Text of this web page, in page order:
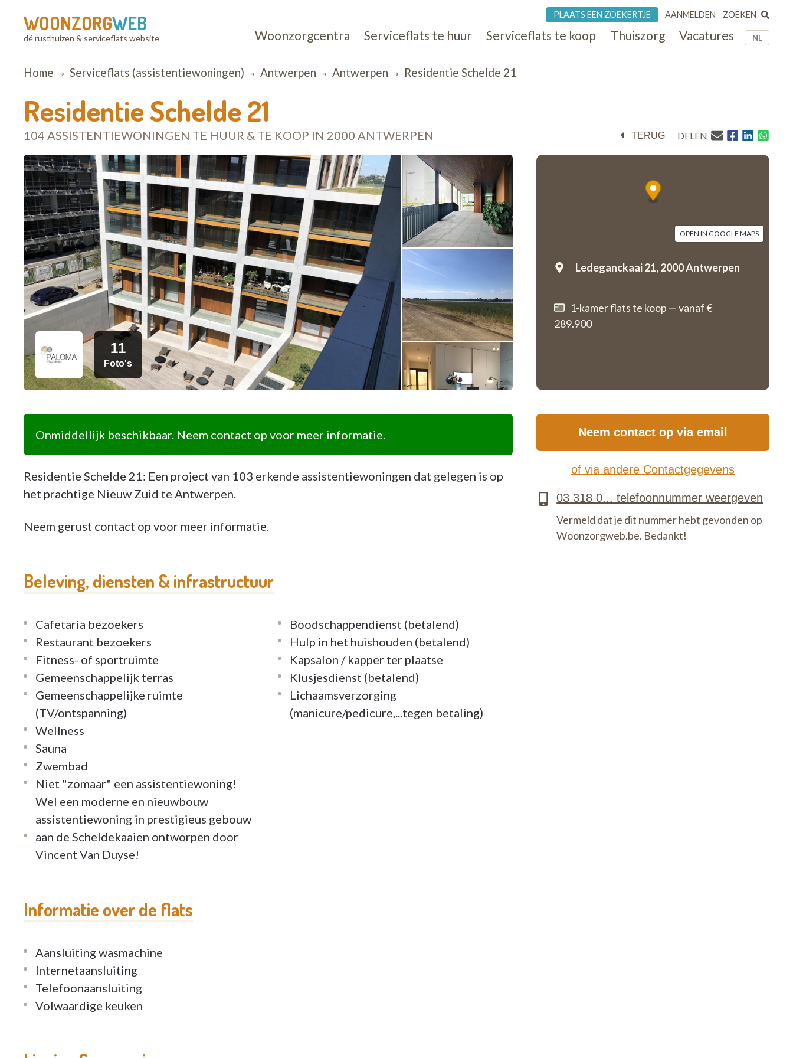
WOONZORGWEB
dé rusthuizen & serviceflats website NL
Woonzorgcentra Serviceflats te huur Serviceflats te koop Thuiszorg Vacatures
PLAATS EEN ZOEKERTJE AANMELDEN ZOEKEN
Breadcrumb
Home Serviceflats (assistentiewoningen) Antwerpen Antwerpen Residentie Schelde 21
Residentie Schelde 21
104 ASSISTENTIEWONINGEN TE HUUR & TE KOOP IN 2000 ANTWERPEN TERUG DELEN
11
Foto's
OPEN IN GOOGLE MAPS
Ledeganckaai 21,2000 Antwerpen
1-kamer flats te koop —vanaf €
289.900
Onmiddellijk beschikbaar. Neem contact op voor meer informatie.
Residentie Schelde 21: Een project van 103 erkende assistentiewoningen dat gelegen is op
het prachtige Nieuw Zuid te Antwerpen.
Neem gerust contact op voor meer informatie.
Beleving, diensten & infrastructuur
Cafetaria bezoekers
Restaurant bezoekers
Fitness- of sportruimte
Gemeenschappelijk terras
Gemeenschappelijke ruimte
(TV/ontspanning)
Wellness
Sauna
Zwembad
Niet "zomaar" een assistentiewoning!
Wel een moderne en nieuwbouw
assistentiewoning in prestigieus gebouw
aan de Scheldekaaien ontworpen door
Vincent Van Duyse!
Boodschappendienst (betalend)
Hulp in het huishouden (betalend)
Kapsalon / kapper ter plaatse
Klusjesdienst (betalend)
Lichaamsverzorging
(manicure/pedicure,...tegen betaling)
Informatie over de flats
Aansluiting wasmachine
Internetaansluiting
Telefoonaansluiting
Volwaardige keuken
Neem contact op via email
of via andere Contactgegevens
Vermeld dat je dit nummer hebt gevonden op
Woonzorgweb.be. Bedankt!